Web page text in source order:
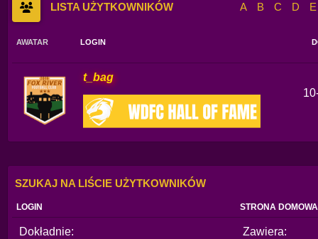
A B C D E
LISTA UŻYTKOWNIKÓW
AWATAR LOGIN
t_bag
SZUKAJ NA LIŚCIE UŻYTKOWNIKÓW
LOGIN STRONA DOMOWA
Dokładnie:
Zawiera: